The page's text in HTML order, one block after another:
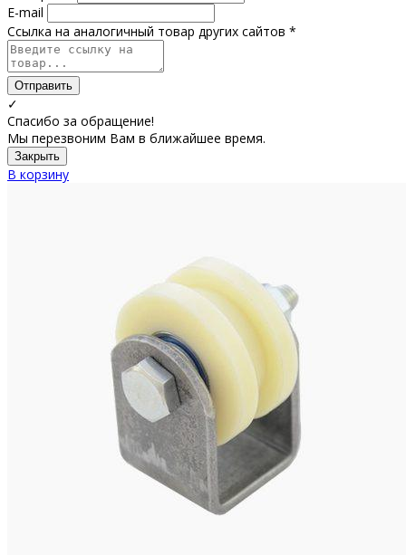
E-mail
Ссылка на аналогичный товар других сайтов *
Отправить
✓
Спасибо за обращение!
Мы перезвоним Вам в ближайшее время.
Закрыть
В корзину